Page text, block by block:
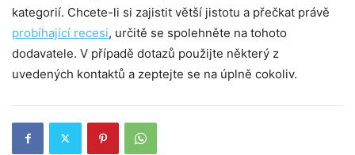
kategorií. Chcete-li si zajistit větší jistotu a přečkat právě
probíhající recesi, určitě se spolehněte na tohoto
dodavatele. V případě dotazů použijte některý z
uvedených kontaktů a zeptejte se na úplně cokoliv.